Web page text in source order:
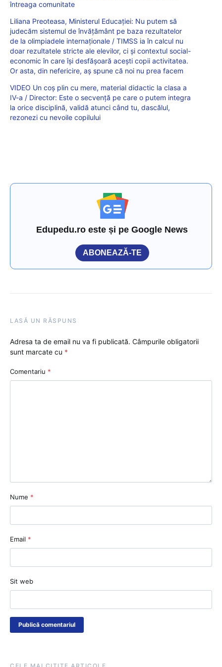
întreaga comunitate
Liliana Preoteasa, Ministerul Educației: Nu putem să
judecăm sistemul de învățământ pe baza rezultatelor
de la olimpiadele internaționale / TIMSS ia în calcul nu
doar rezultatele stricte ale elevilor, ci și contextul social-
economic în care își desfășoară acești copii activitatea.
Or asta, din nefericire, aș spune că noi nu prea facem
VIDEO Un coș plin cu mere, material didactic la clasa a
IV-a / Director: Este o secvență pe care o putem integra
la orice disciplină, validă atunci când tu, dascălul,
rezonezi cu nevoile copilului
Edupedu.ro este și pe Google News
ABONEAZĂ-TE
LASĂ UN RĂSPUNS
Adresa ta de email nu va fi publicată. Câmpurile obligatorii
sunt marcate cu *
Comentariu *
Nume *
Email *
Sit web